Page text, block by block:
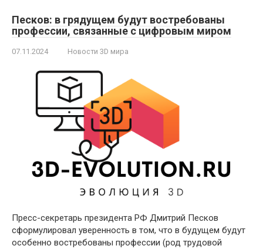
Песков: в грядущем будут востребованы
профессии, связанные с цифровым миром
07.11.2024 Новости 3D мира
Пресс-секретарь президента РФ Дмитрий Песков
сформулировал уверенность в том, что в будущем будут
особенно востребованы профессии (род трудовой